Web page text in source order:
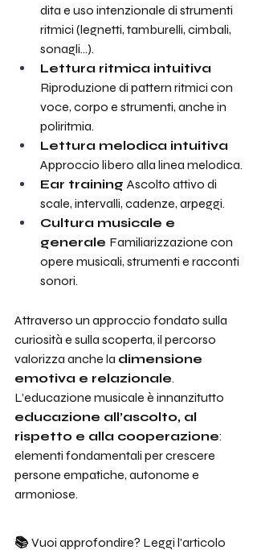
dita e uso intenzionale di strumenti
ritmici (legnetti, tamburelli, cimbali,
sonagli…).
Lettura ritmica intuitiva
Riproduzione di pattern ritmici con
voce, corpo e strumenti, anche in
poliritmia.
Lettura melodica intuitiva
Approccio libero alla linea melodica.
Ear training Ascolto attivo di
scale, intervalli, cadenze, arpeggi.
Cultura musicale e
generale Familiarizzazione con
opere musicali, strumenti e racconti
sonori.
Attraverso un approccio fondato sulla
curiosità e sulla scoperta, il percorso
valorizza anche la dimensione
emotiva e relazionale.
L’educazione musicale è innanzitutto
educazione all’ascolto, al
rispetto e alla cooperazione:
elementi fondamentali per crescere
persone empatiche, autonome e
armoniose.
📚 Vuoi approfondire? Leggi l'articolo